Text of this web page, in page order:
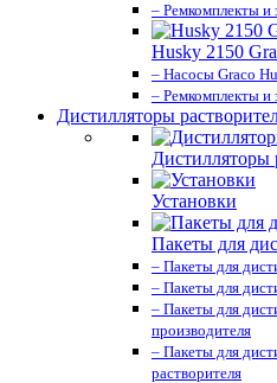
– Ремкомплекты и
Husky 2150
– Насосы Graco
– Ремкомплекты и
Дистилляторы
Дистилляторы
Установки
Пакеты для
– Пакеты для
– Пакеты для
– Пакеты для
производителя
– Пакеты для
растворителя